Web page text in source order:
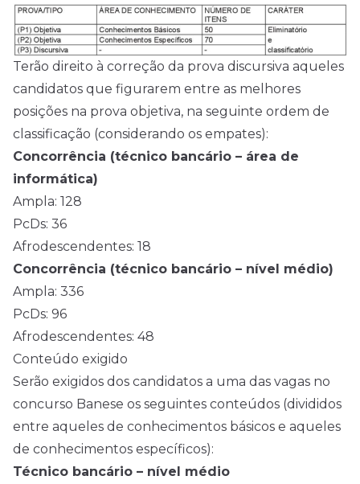
Terão direito à correção da prova discursiva aqueles
candidatos que figurarem entre as melhores
posições na prova objetiva, na seguinte ordem de
classificação (considerando os empates):
Concorrência (técnico bancário – área de
informática)
Ampla: 128
PcDs: 36
Afrodescendentes: 18
Concorrência (técnico bancário – nível médio)
Ampla: 336
PcDs: 96
Afrodescendentes: 48
Conteúdo exigido
Serão exigidos dos candidatos a uma das vagas no
concurso Banese os seguintes conteúdos (divididos
entre aqueles de conhecimentos básicos e aqueles
de conhecimentos específicos):
Técnico bancário – nível médio